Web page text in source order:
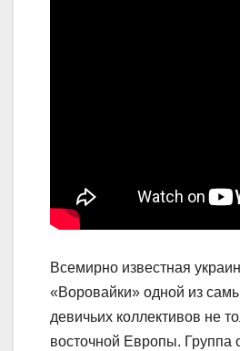
Всемирно известная
«Воровайки» одной из
девичьих коллективов не
восточной Европы. Группа